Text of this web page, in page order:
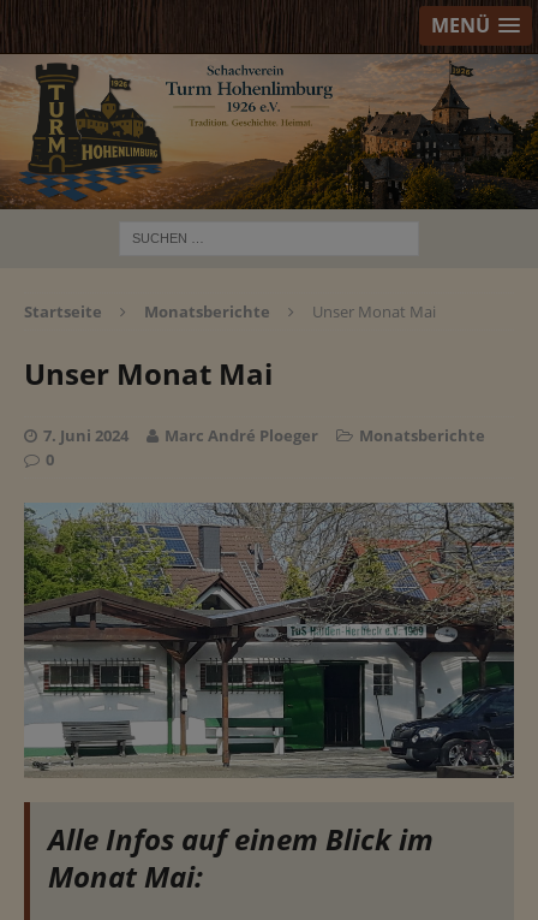
MENÜ
Startseite Monatsberichte Unser Monat Mai
Unser Monat Mai
7. Juni 2024 Marc André Ploeger
Monatsberichte
0
Alle Infos auf einem Blick im
Monat Mai: